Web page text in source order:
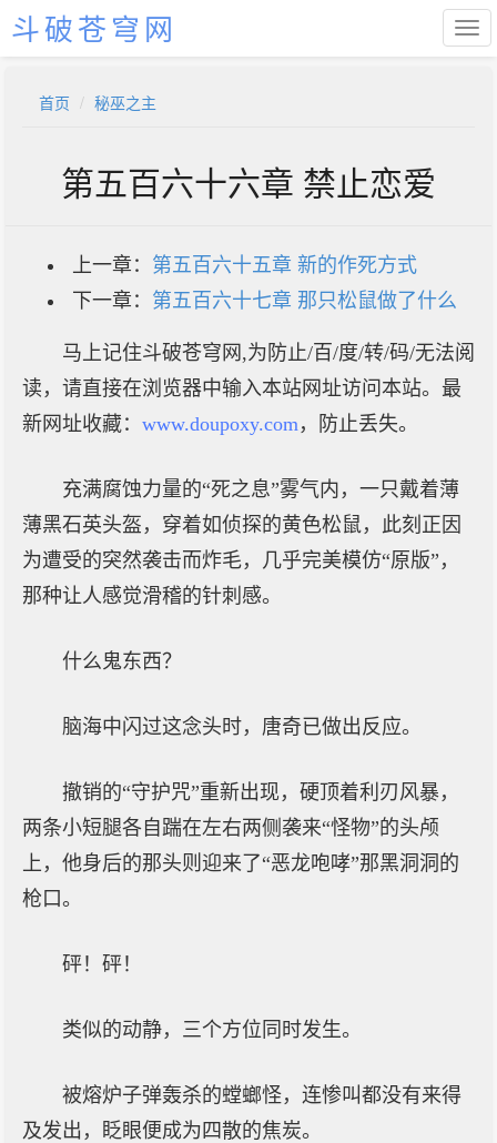
斗破苍穹网
首页 秘巫之主
第五百六十六章 禁止恋爱
上一章： 第五百六十五章 新的作死方式
下一章： 第五百六十七章 那只松鼠做了什么
马上记住斗破苍穹网,为防止/百/度/转/码/无法阅
读，请直接在浏览器中输入本站网址访问本站。最
新网址收藏： www.doupoxy.com，防止丢失。
充满腐蚀力量的“死之息”雾气内，一只戴着薄
薄黑石英头盔，穿着如侦探的黄色松鼠，此刻正因
为遭受的突然袭击而炸毛，几乎完美模仿“原版”，
那种让人感觉滑稽的针刺感。
什么鬼东西？
脑海中闪过这念头时，唐奇已做出反应。
撤销的“守护咒”重新出现，硬顶着利刃风暴，
两条小短腿各自踹在左右两侧袭来“怪物”的头颅
上，他身后的那头则迎来了“恶龙咆哮”那黑洞洞的
枪口。
砰！砰！
类似的动静，三个方位同时发生。
被熔炉子弹轰杀的螳螂怪，连惨叫都没有来得
及发出，眨眼便成为四散的焦炭。